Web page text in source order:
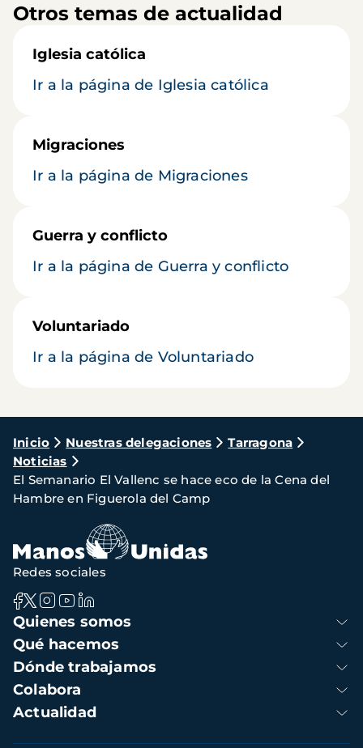
Otros temas de actualidad
Iglesia católica
Ir a la página de Iglesia católica
Migraciones
Ir a la página de Migraciones
Guerra y conflicto
Ir a la página de Guerra y conflicto
Voluntariado
Ir a la página de Voluntariado
Ruta
de
navegación
Inicio Nuestras delegaciones
Tarragona
Noticias
El Semanario El Vallenc se hace eco de la Cena del
Hambre en Figuerola del Camp
Navegación
principal
Quienes somos
Qué hacemos
Dónde trabajamos
Colabora
Actualidad
Redes sociales